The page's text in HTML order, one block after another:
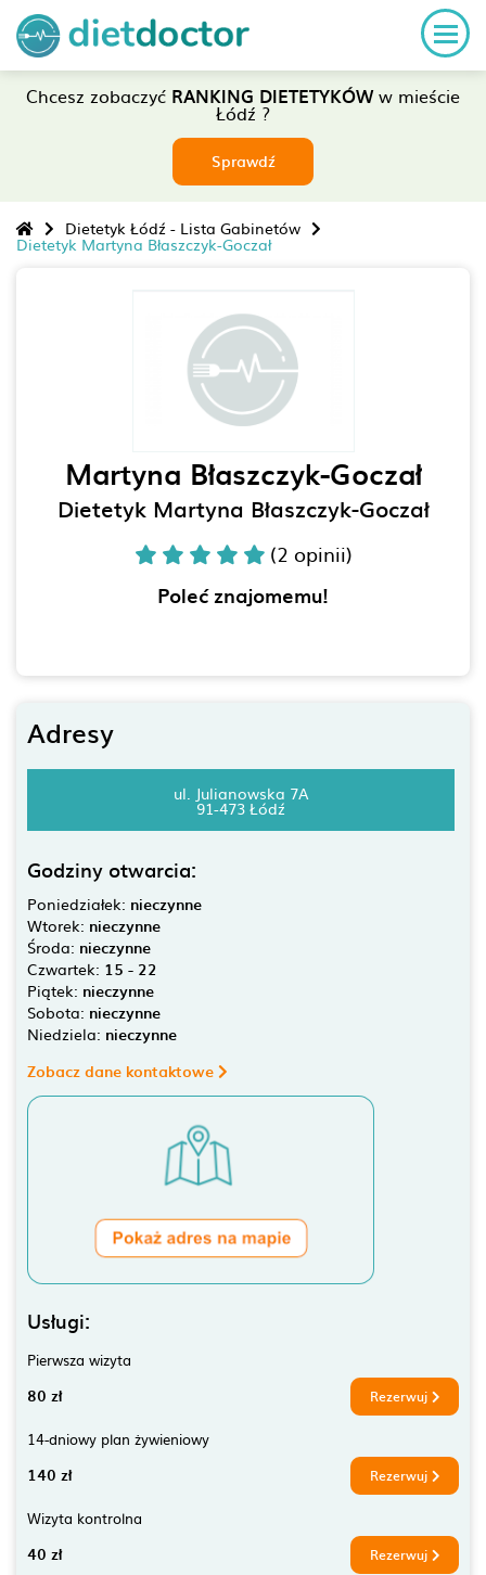
Chcesz zobaczyć RANKING DIETETYKÓWw mieście
Łódź ?
Sprawdź
Dietetyk Łódź - Lista Gabinetów
Dietetyk Martyna Błaszczyk-Goczał
Martyna Błaszczyk-Goczał
Dietetyk Martyna Błaszczyk-Goczał
(2 opinii)
Poleć znajomemu!
Adresy
ul. Julianowska 7A
91-473 Łódź
Godziny otwarcia:
Poniedziałek: nieczynne
Wtorek: nieczynne
Środa: nieczynne
Czwartek: 15 - 22
Piątek: nieczynne
Sobota: nieczynne
Niedziela: nieczynne
Zobacz dane kontaktowe
Usługi:
Pierwsza wizyta
80 zł Rezerwuj
14-dniowy plan żywieniowy
140 zł Rezerwuj
Wizyta kontrolna
40 zł Rezerwuj